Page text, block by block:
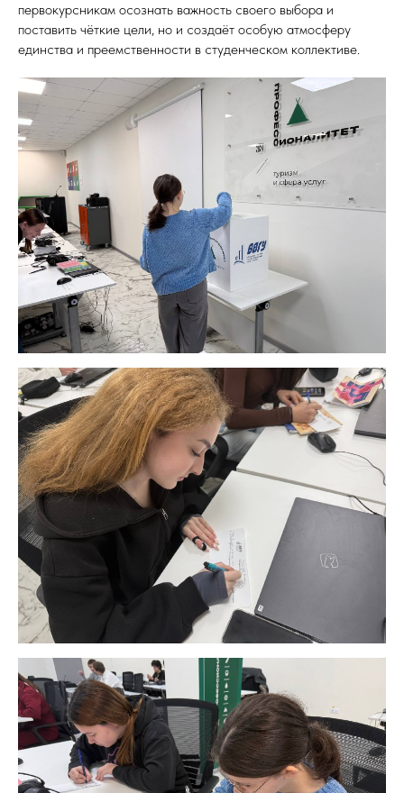
первокурсникам осознать важность своего выбора и
поставить чёткие цели, но и создаёт особую атмосферу
единства и преемственности в студенческом коллективе.